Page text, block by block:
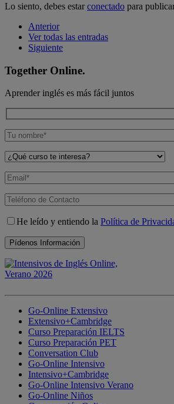
Lo siento, debes estarconectado para
Anterior
Ver todas las entradas
Siguiente
Together Online.
Aprender inglés es más fácil juntos
He leído y entiendo la Política de
Go-Online Extensivo
Extensivo+Cambridge
Curso Preparación IELTS
Curso Preparación PET
Conversation Club
Go-Online Intensivo
Intensivo+Cambridge
Go-Online Intensivo Verano
Go-Online Niños